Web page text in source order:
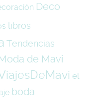
Deco
libros
Tendencias
de Mavi
el
boda